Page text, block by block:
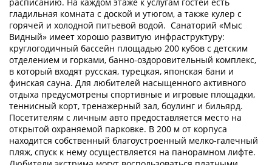
расписанию. На каждом этаже к услугам гостей есть
гладильная комната с доской и утюгом, а также кулер с
горячей и холодной питьевой водой. Санаторий «Мыс
Видный» имеет хорошо развитую инфраструктуру:
круглогодичный бассейн площадью 200 кубов с детским
отделением и горками, банно-оздоровительный комплекс,
в который входят русская, турецкая, японская бани и
финская сауна. Для любителей насыщенного активного
отдыха предусмотрены спортивные и игровые площадки,
теннисный корт, тренажерный зал, боулинг и бильярд.
Посетителям с личным авто предоставляется место на
открытой охраняемой парковке. В 200 м от корпуса
находится собственный благоустроенный мелко-галечный
пляж, спуск к нему осуществляется на панорамном лифте.